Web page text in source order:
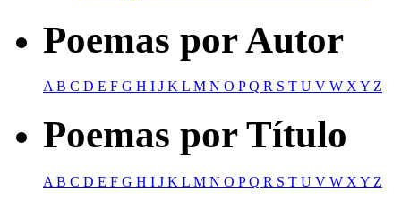
Poemas por Autor
AB C D E F G H I J K L M N O PQ R S T U V W XY Z
Poemas por Título
A B C D E F G H I J K L M N O PQ R S T U V W X Y Z